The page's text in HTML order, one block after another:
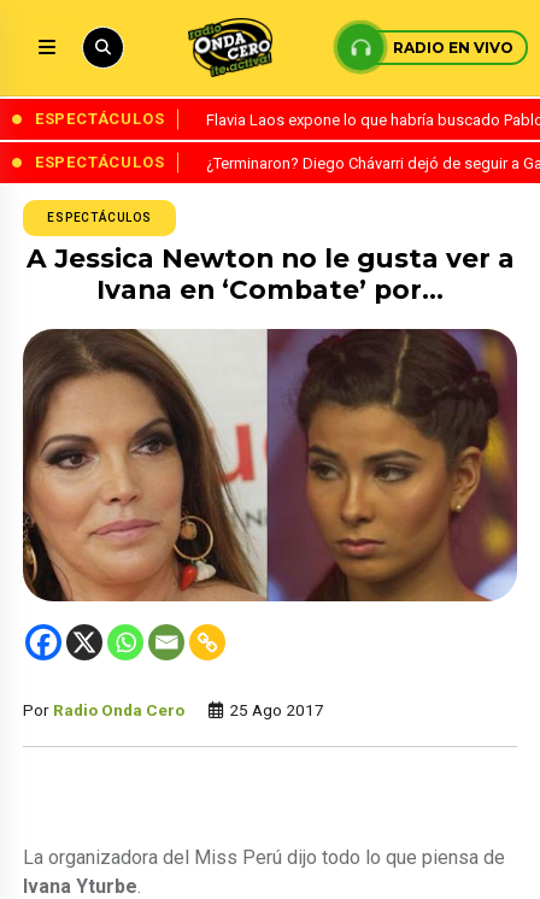
RADIO EN VIVO
ESPECTÁCULOS Flavia Laos expone lo que habría buscado
ESPECTÁCULOS ¿Terminaron? Diego Chávarri dejó de seguir a
ESPECTÁCULOS
A Jessica Newton no le gusta ver a
Ivana en ‘Combate’ por…
Por Radio Onda Cero 25 Ago 2017
La organizadora del Miss Perú dijo todo lo que piensa de
Ivana Yturbe